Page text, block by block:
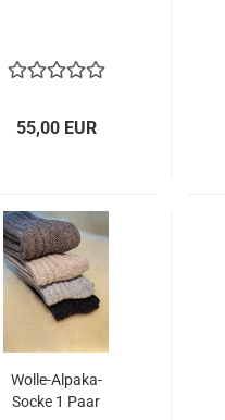
55,00 EUR
Wolle-​​Alpaka-​
Socke 1 Paar